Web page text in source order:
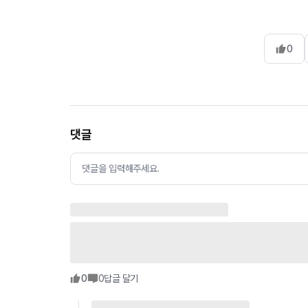
0
댓글
댓글을 입력해주세요.
0 0답글 달기